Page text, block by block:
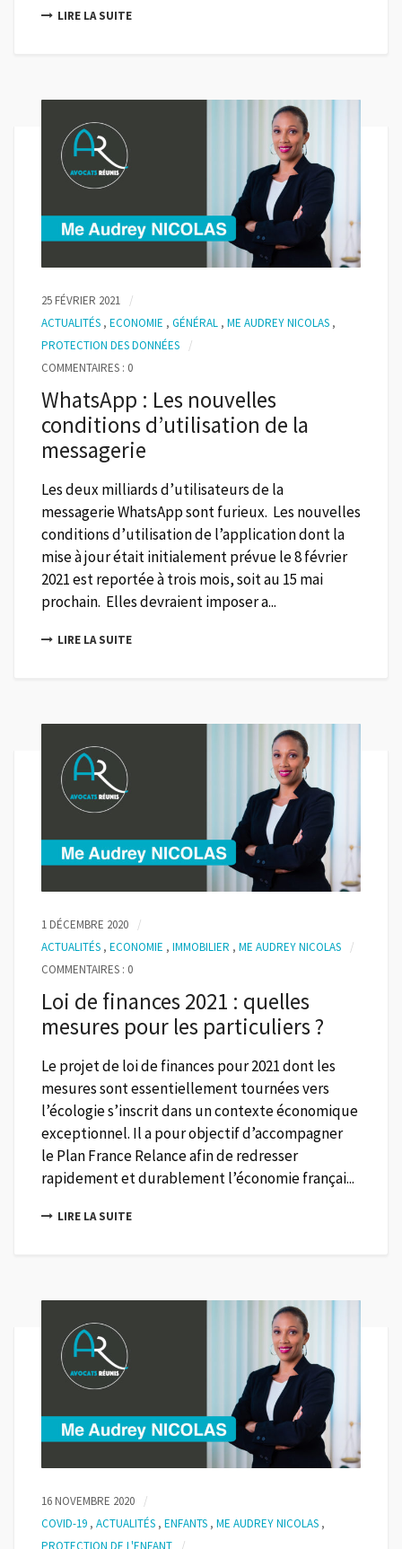
LIRE LA SUITE
25 FÉVRIER 2021
ACTUALITÉS , ECONOMIE , GÉNÉRAL , ME AUDREY NICOLAS ,
PROTECTION DES DONNÉES
COMMENTAIRES : 0
WhatsApp : Les nouvelles
conditions d’utilisation de la
messagerie
Les deux milliards d’utilisateurs de la
messagerie WhatsApp sont furieux. Les nouvelles
conditions d’utilisation de l’application dont la
mise à jour était initialement prévue le 8 février
2021 est reportée à trois mois, soit au 15 mai
prochain. Elles devraient imposer a...
LIRE LA SUITE
1 DÉCEMBRE 2020
ACTUALITÉS , ECONOMIE , IMMOBILIER , ME AUDREY NICOLAS
COMMENTAIRES : 0
Loi de finances 2021 : quelles
mesures pour les particuliers ?
Le projet de loi de finances pour 2021 dont les
mesures sont essentiellement tournées vers
l’écologie s’inscrit dans un contexte économique
exceptionnel. Il a pour objectif d’accompagner
le Plan France Relance afin de redresser
rapidement et durablement l’économie françai...
LIRE LA SUITE
16 NOVEMBRE 2020
COVID-19 , ACTUALITÉS , ENFANTS , ME AUDREY NICOLAS ,